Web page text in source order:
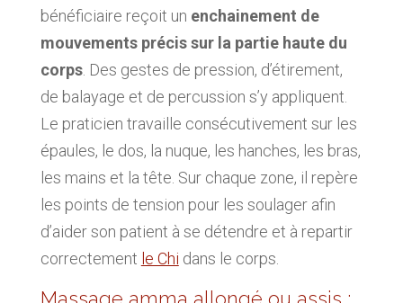
bénéficiaire reçoit un enchainement de
mouvements précis sur la partie haute du
corps. Des gestes de pression, d’étirement,
de balayage et de percussion s’y appliquent.
Le praticien travaille consécutivement sur les
épaules, le dos, la nuque, les hanches, les bras,
les mains et la tête. Sur chaque zone, il repère
les points de tension pour les soulager afin
d’aider son patient à se détendre et à repartir
correctement le Chi dans le corps.